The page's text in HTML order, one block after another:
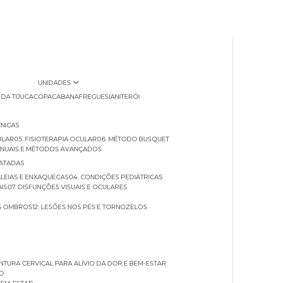
UNIDADES
DA TIJUCA
COPACABANA FREGUESIA
NITERÓI
05. FISIOTERAPIA OCULAR
06. MÉTODO BUSQUET
E MÉTODOS AVANÇADOS
E ENXAQUECAS
04. CONDIÇÕES PEDIÁTRICAS
07. DISFUNÇÕES VISUAIS E OCULARES
OMBROS 12. LESÕES NOS PÉS E TORNOZELOS
CERVICAL PARA ALÍVIO DA DOR E BEM-ESTAR